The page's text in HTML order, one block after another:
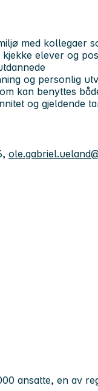
med kollegaer
kjekke elever og
og personlig
kan benyttes
og gjeldende
ansatte, en av